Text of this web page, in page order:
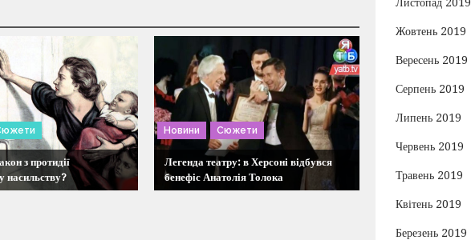
з протидії
Новини Сюжети
Легенда театру: в Херсоні відбувся
бенефіс Анатолія Толока
Жовтень 2019
Вересень 2019
Серпень 2019
Липень 2019
Червень 2019
Травень 2019
Квітень 2019
Березень 2019